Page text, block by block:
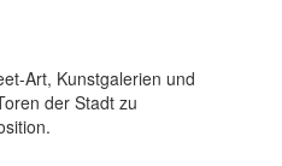
Art, Kunstgalerien und
der Stadt zu